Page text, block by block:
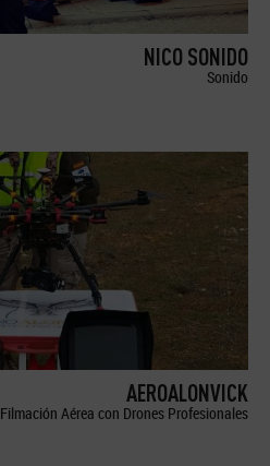
NICO SONIDO
Sonido
AEROALONVICK
Filmación Aérea con Drones Profesionales